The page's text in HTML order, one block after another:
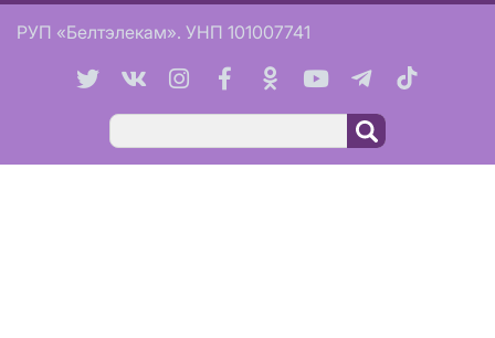
РУП «Белтэлекам». УНП 101007741
Пошук